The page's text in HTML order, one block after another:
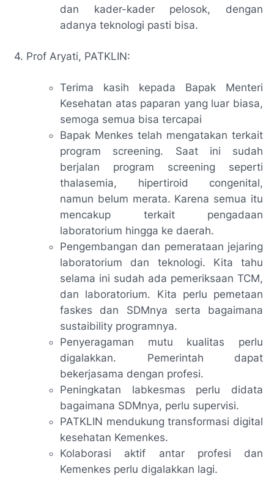
dan kader-kader pelosok, dengan
adanya teknologi pasti bisa.
4. Prof Aryati, PATKLIN:
Terima kasih kepada Bapak Menteri
Kesehatan atas paparan yang luar biasa,
semoga semua bisa tercapai
Bapak Menkes telah mengatakan terkait
program screening. Saat ini sudah
berjalan program screening seperti
thalasemia, hipertiroid congenital,
namun belum merata. Karena semua itu
mencakup terkait pengadaan
laboratorium hingga ke daerah.
Pengembangan dan pemerataan jejaring
laboratorium dan teknologi. Kita tahu
selama ini sudah ada pemeriksaan TCM,
dan laboratorium. Kita perlu pemetaan
faskes dan SDMnya serta bagaimana
sustaibility programnya.
Penyeragaman mutu kualitas perlu
digalakkan. Pemerintah dapat
bekerjasama dengan profesi.
Peningkatan labkesmas perlu didata
bagaimana SDMnya, perlu supervisi.
PATKLIN mendukung transformasi digital
kesehatan Kemenkes.
Kolaborasi aktif antar profesi dan
Kemenkes perlu digalakkan lagi.